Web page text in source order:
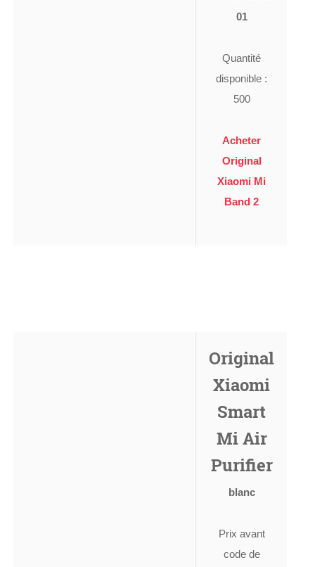
01
Quantité
disponible :
500
Acheter
Original
Xiaomi Mi
Band 2
Original
Xiaomi
Smart
Mi Air
Purifier
blanc
Prix avant
code de